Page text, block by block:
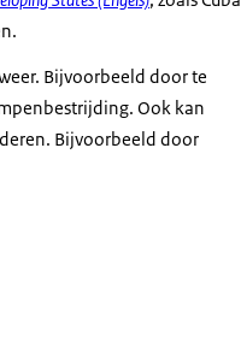
Bijvoorbeeld door te
Ook kan
Bijvoorbeeld door